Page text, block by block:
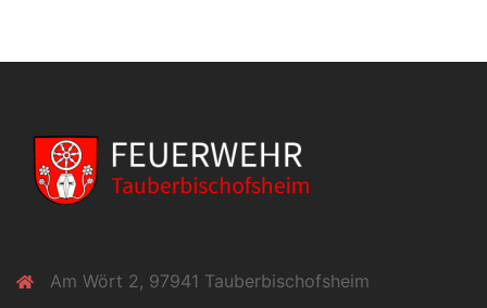
Am Wört 2, 97941 Tauberbischofsheim